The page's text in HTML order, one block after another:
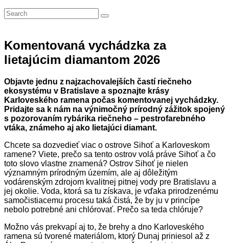
Komentovaná vychádzka za
lietajúcim diamantom 2026
Objavte jednu z najzachovalejších častí riečneho
ekosystému v Bratislave a spoznajte krásy
Karloveského ramena počas komentovanej vychádzky.
Pridajte sa k nám na výnimočný prírodný zážitok spojený
s pozorovaním rybárika riečneho – pestrofarebného
vtáka, známeho aj ako lietajúci diamant.
Chcete sa dozvedieť viac o ostrove Sihoť a Karloveskom
ramene? Viete, prečo sa tento ostrov volá práve Sihoť a čo
toto slovo vlastne znamená? Ostrov Sihoť je nielen
významným prírodným územím, ale aj dôležitým
vodárenským zdrojom kvalitnej pitnej vody pre Bratislavu a
jej okolie. Voda, ktorá sa tu získava, je vďaka prirodzenému
samočistiacemu procesu taká čistá, že by ju v princípe
nebolo potrebné ani chlórovať. Prečo sa teda chlóruje?
Možno vás prekvapí aj to, že brehy a dno Karloveského
ramena sú tvorené materiálom, ktorý Dunaj priniesol až z